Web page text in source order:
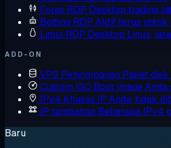
Forex RDP Desktop trading
Botting RDP Aktif terus untuk
Linux RDP Desktop Linux,
ADD-ON
VPS Penyimpanan Paket disk
Custom ISO Boot image Anda
IPv4 Khusus IP Anda, tidak
IP tambahan Beberapa IPv4
Baru